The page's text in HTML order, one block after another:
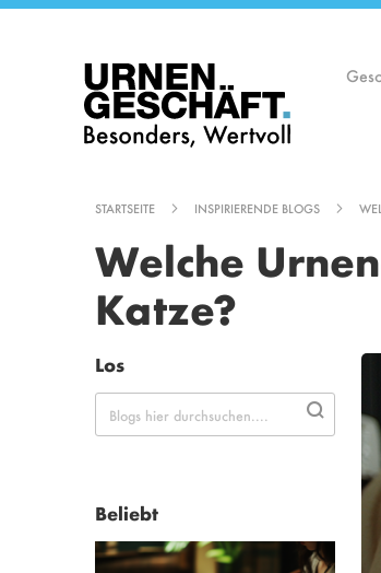
springen
STARTSEITE INSPIRIERENDE BLOGS
Welche
Katze?
Los
Beliebt